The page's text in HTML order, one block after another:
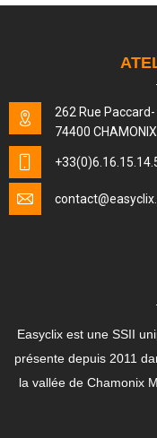
262 Rue
74400
contact
Easyclix est une SSII
présente depuis 2011
la vallée de Chamonix